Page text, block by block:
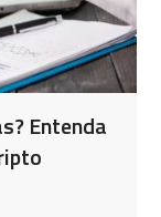
Entenda